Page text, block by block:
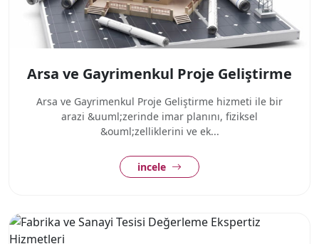
Arsa ve Gayrimenkul Proje Geliştirme
Arsa ve Gayrimenkul Proje Geliştirme hizmeti ile bir
arazi &uuml;zerinde imar planını, fiziksel
&ouml;zelliklerini ve ek...
incele